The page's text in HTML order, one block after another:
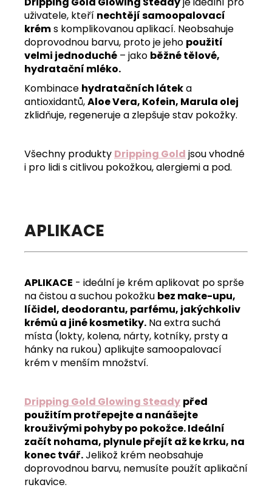
uživatele, kteří nechtějí samoopalovací
kréms komplikovanou aplikací. Neobsahuje
doprovodnou barvu, proto je jeho použití
velmi jednoduché – jako běžné tělové,
hydratační mléko.
Kombinace hydratačních láteka
antioxidantů,Aloe Vera, Kofein, Marula olej
zklidňuje, regeneruje a zlepšuje stav pokožky.
Všechny produkty Dripping Gold jsou vhodné
i pro lidi s citlivou pokožkou, alergiemi a pod.
APLIKACE
APLIKACE - ideální je krém aplikovat po sprše
na čistou a suchou pokožku bez make-upu,
líčidel, deodorantu, parfému, jakýchkoliv
krémů a jiné kosmetiky. Na extra suchá
místa (lokty, kolena, nárty, kotníky, prsty a
hánky na rukou) aplikujte samoopalovací
krém v menším množství.
Dripping Gold Glowing Steady před
použitím protřepejte a nanášejte
krouživými pohyby po pokožce. Ideální
začít nohama, plynule přejít až ke krku, na
konec tvář.Jelikož krém neobsahuje
doprovodnou barvu, nemusíte použít aplikační
rukavice.